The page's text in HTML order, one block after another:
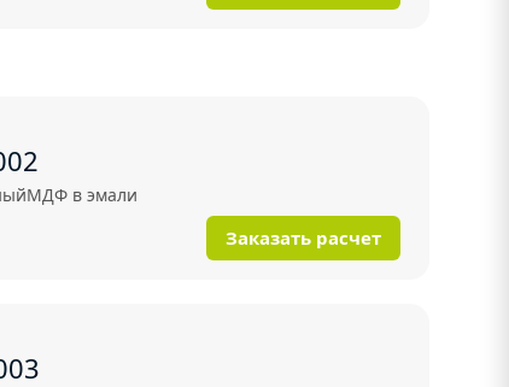
МДФ в эмали
Заказать расчет